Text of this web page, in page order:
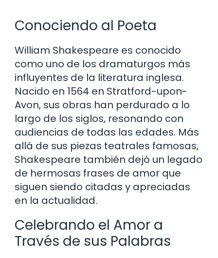
Conociendo al Poeta
William Shakespeare es conocido
como uno de los dramaturgos más
influyentes de la literatura inglesa.
Nacido en 1564 en Stratford-upon-
Avon, sus obras han perdurado a lo
largo de los siglos, resonando con
audiencias de todas las edades. Más
allá de sus piezas teatrales famosas,
Shakespeare también dejó un legado
de hermosas frases de amor que
siguen siendo citadas y apreciadas
en la actualidad.
Celebrando el Amor a
Través de sus Palabras